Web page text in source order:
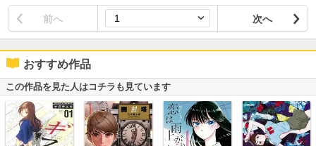
前へ 次へ
おすすめ作品
この作品を見た人はコチラも見ています